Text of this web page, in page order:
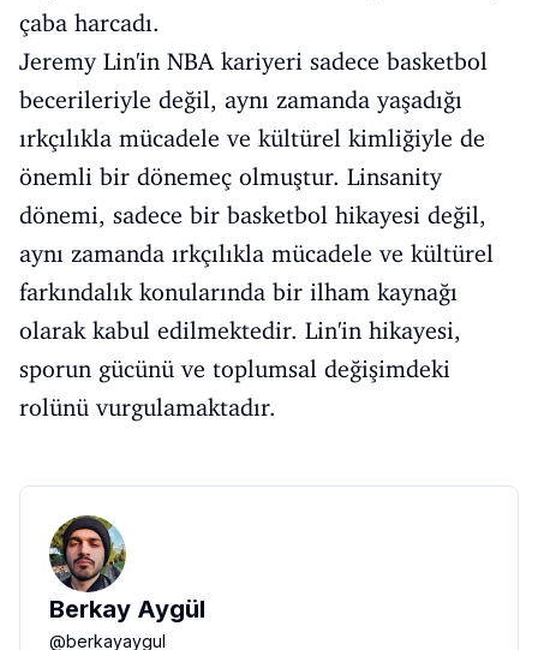
çaba harcadı.
Jeremy Lin'in NBA kariyeri sadece basketbol
becerileriyle değil, aynı zamanda yaşadığı
ırkçılıkla mücadele ve kültürel kimliğiyle de
önemli bir dönemeç olmuştur. Linsanity
dönemi, sadece bir basketbol hikayesi değil,
aynı zamanda ırkçılıkla mücadele ve kültürel
farkındalık konularında bir ilham kaynağı
olarak kabul edilmektedir. Lin'in hikayesi,
sporun gücünü ve toplumsal değişimdeki
rolünü vurgulamaktadır.
Berkay Aygül
@berkayaygul